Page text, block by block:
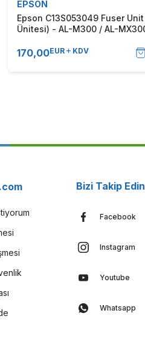
EPSON
Epson C13S053049 Fuser Unit
Ünitesi) - AL-M300 / AL-
170,00EUR KDV
Bizi Takip Edin
Facebook
Instagram
Youtube
Whatsapp